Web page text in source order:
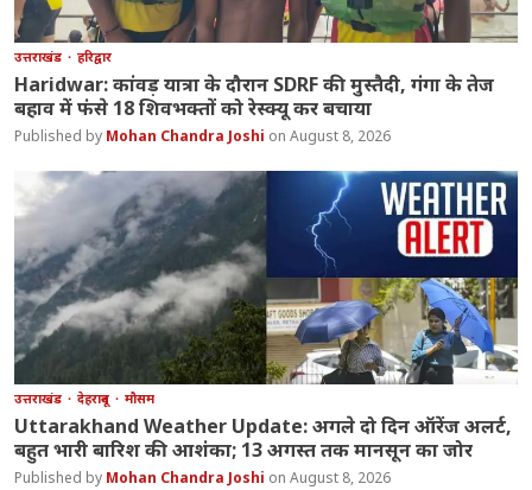
उत्तराखंड हरिद्वार
Haridwar: कांवड़ यात्रा के दौरान SDRF की मुस्तैदी, गंगा के तेज
बहाव में फंसे 18 शिवभक्तों को रेस्क्यू कर बचाया
Mohan Chandra Joshi August 8, 2026
उत्तराखंड देहरादून मौसम
Uttarakhand Weather Update: अगले दो दिन ऑरेंज अलर्ट,
बहुत भारी बारिश की आशंका; 13 अगस्त तक मानसून का जोर
Mohan Chandra Joshi August 8, 2026